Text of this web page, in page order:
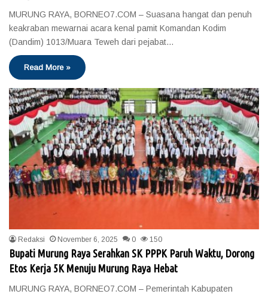
MURUNG RAYA, BORNEO7.COM – Suasana hangat dan penuh
keakraban mewarnai acara kenal pamit Komandan Kodim
(Dandim) 1013/Muara Teweh dari pejabat…
Read More »
Redaksi November 6, 2025 0 150
Bupati Murung Raya Serahkan SK PPPK Paruh Waktu, Dorong
Etos Kerja 5K Menuju Murung Raya Hebat
MURUNG RAYA, BORNEO7.COM – Pemerintah Kabupaten